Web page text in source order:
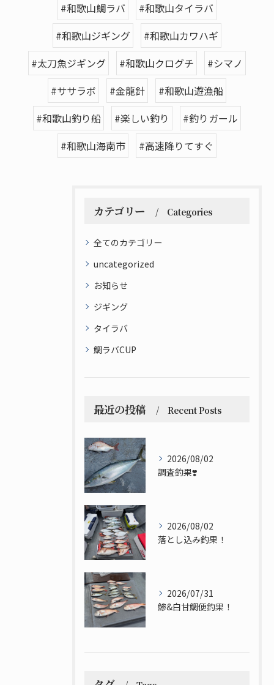
#和歌山鯛ラバ
#和歌山タイラバ
#和歌山ジギング
#和歌山カワハギ
#太刀魚ジギング
#和歌山クログチ
#シマノ
#ササラボ
#金龍針
#和歌山遊漁船
#和歌山釣り船
#楽しい釣り
#釣りガール
#和歌山海南市
#高速降りてすぐ
カテゴリー Categories
全てのカテゴリー
uncategorized
お知らせ
ジギング
タイラバ
鯛ラバCUP
最近の投稿 Recent Posts
2026/08/02
調査釣果❣️
2026/08/02
落とし込み釣果！
2026/07/31
鯵&白甘鯛便釣果！